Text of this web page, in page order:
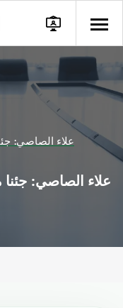
علاء الصاصي:
علاء الصاصي: